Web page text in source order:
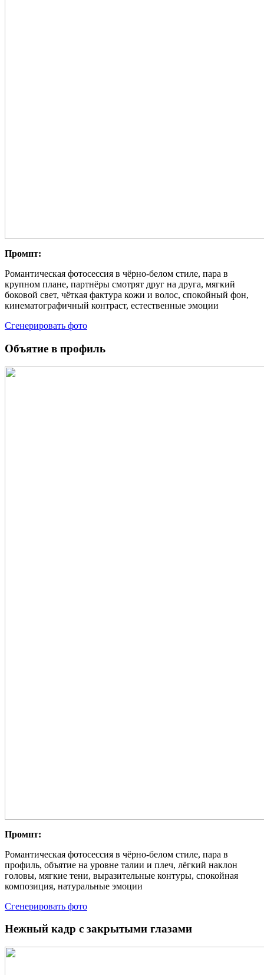
Промпт:
Романтическая фотосессия в чёрно-белом стиле, пара в
крупном плане, партнёры смотрят друг на друга, мягкий
боковой свет, чёткая фактура кожи и волос, спокойный фон,
кинематографичный контраст, естественные эмоции
Сгенерировать фото
Объятие в профиль
Промпт:
Романтическая фотосессия в чёрно-белом стиле, пара в
профиль, объятие на уровне талии и плеч, лёгкий наклон
головы, мягкие тени, выразительные контуры, спокойная
композиция, натуральные эмоции
Сгенерировать фото
Нежный кадр с закрытыми глазами